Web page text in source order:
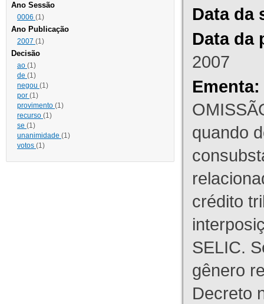
Ano Sessão
0006 (1)
Ano Publicação
2007 (1)
Decisão
ao (1)
de (1)
negou (1)
por (1)
provimento (1)
recurso (1)
se (1)
unanimidade (1)
votos (1)
Data da
Data da
2007
Ementa:
quando
crédito
SELIC.
gênero
Decreto